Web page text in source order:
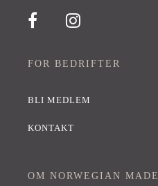
FOR BEDRIFTER
BLI MEDLEM
KONTAKT
OM NORWEGIAN MADE